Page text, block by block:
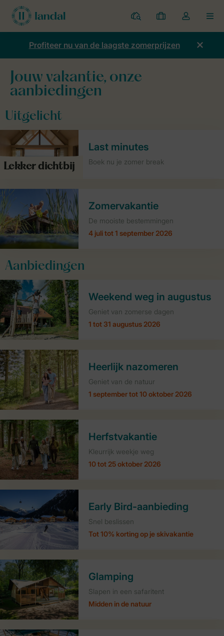
Parken
Mijn
boekingen
Open
de
dropdown
Profiteer nu van de laagste zomerprijzen
Jouw vakantie, onze
aanbiedingen
Uitgelicht
Last minutes
Boek nu je zomer break​
Zomervakantie
De mooiste bestemmingen
4 juli tot 1 september 2026
Aanbiedingen
Weekend weg in augustus
Geniet van zomerse dagen
1 tot 31 augustus 2026
Heerlijk nazomeren
Geniet van de natuur
1 september tot 10 oktober 2026
Herfstvakantie
Kleurrijk weekje weg
10 tot 25 oktober 2026
Early Bird-aanbieding
Snel beslissen
Tot 10% korting op je skivakantie
Glamping
Slapen in een safaritent
Midden in de natuur